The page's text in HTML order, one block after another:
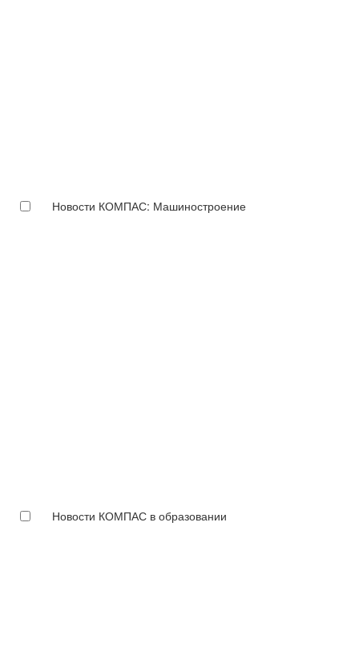
Новости КОМПАС: Машиностроение
Новости КОМПАС в образовании